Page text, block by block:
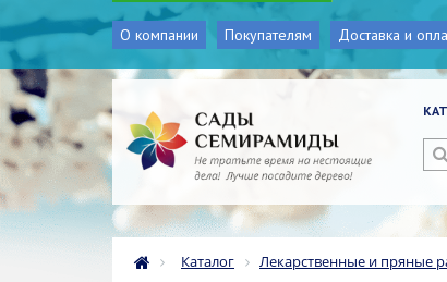
О компании Покупателям Доставка и
Каталог Лекарственные и пряные